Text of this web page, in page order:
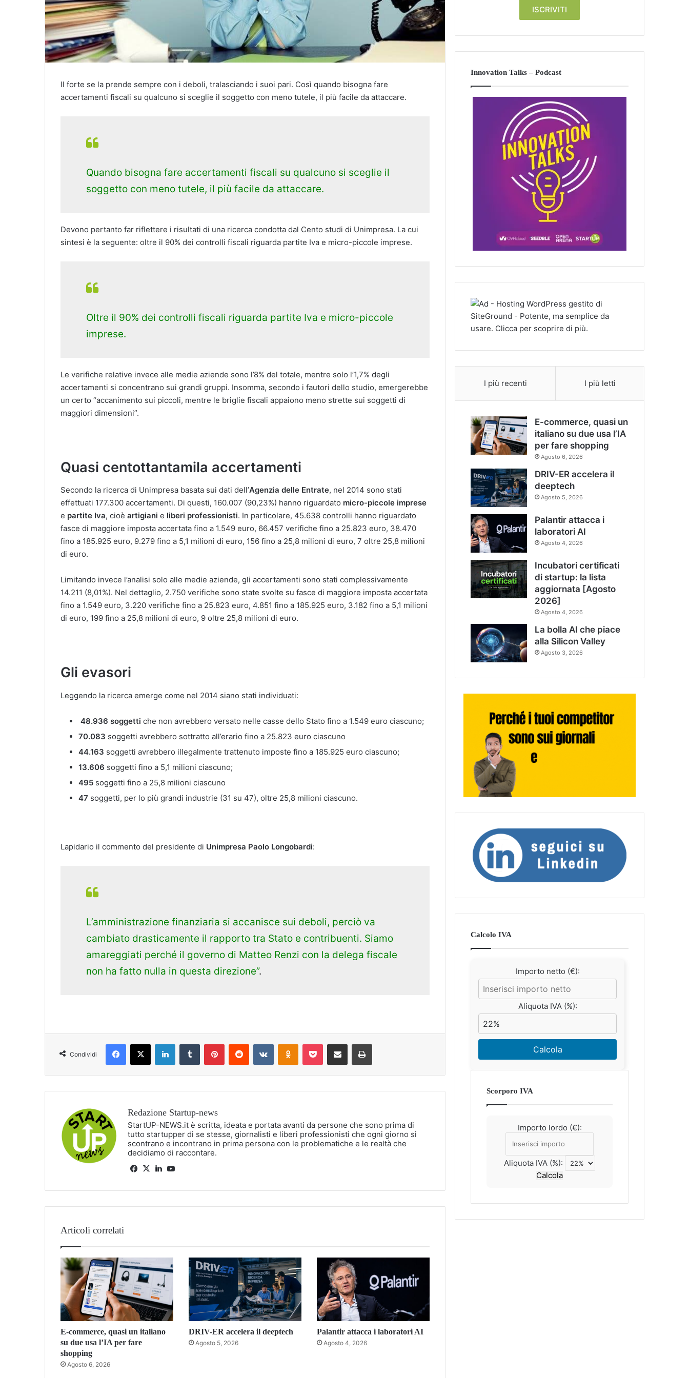
Il forte se la prende sempre con i deboli, tralasciando i suoi pari. Così quando bisogna fare
accertamenti fiscali su qualcuno si sceglie il soggetto con meno tutele, il più facile da attaccare.
Quando bisogna fare accertamenti fiscali su qualcuno si sceglie il
soggetto con meno tutele, il più facile da attaccare.
Devono pertanto far riflettere i risultati di una ricerca condotta dal Cento studi di Unimpresa. La cui
sintesi è la seguente: oltre il 90% dei controlli fiscali riguarda partite Iva e micro-piccole imprese.
Oltre il 90% dei controlli fiscali riguarda partite Iva e micro-piccole
imprese.
Le verifiche relative invece alle medie aziende sono l’8% del totale, mentre solo l’1,7% degli
accertamenti si concentrano sui grandi gruppi. Insomma, secondo i fautori dello studio, emergerebbe
un certo “accanimento sui piccoli, mentre le briglie fiscali appaiono meno strette sui soggetti di
maggiori dimensioni”.
Quasi centottantamila accertamenti
Secondo la ricerca di Unimpresa basata sui dati dell’Agenzia delle Entrate, nel 2014 sono stati
effettuati 177.300 accertamenti. Di questi, 160.007 (90,23%) hanno riguardato micro-piccole imprese
e partite Iva, cioè artigiani e liberi professionisti. In particolare, 45.638 controlli hanno riguardato
fasce di maggiore imposta accertata fino a 1.549 euro, 66.457 verifiche fino a 25.823 euro, 38.470
fino a 185.925 euro, 9.279 fino a 5,1 milioni di euro, 156 fino a 25,8 milioni di euro, 7 oltre 25,8 milioni
di euro.
Limitando invece l’analisi solo alle medie aziende, gli accertamenti sono stati complessivamente
14.211 (8,01%). Nel dettaglio, 2.750 verifiche sono state svolte su fasce di maggiore imposta accertata
fino a 1.549 euro, 3.220 verifiche fino a 25.823 euro, 4.851 fino a 185.925 euro, 3.182 fino a 5,1 milioni
di euro, 199 fino a 25,8 milioni di euro, 9 oltre 25,8 milioni di euro.
Gli evasori
Leggendo la ricerca emerge come nel 2014 siano stati individuati:
48.936 soggetti che non avrebbero versato nelle casse dello Stato fino a 1.549 euro ciascuno;
70.083 soggetti avrebbero sottratto all’erario fino a 25.823 euro ciascuno
44.163 soggetti avrebbero illegalmente trattenuto imposte fino a 185.925 euro ciascuno;
13.606 soggetti fino a 5,1 milioni ciascuno;
495 soggetti fino a 25,8 milioni ciascuno
47 soggetti, per lo più grandi industrie (31 su 47), oltre 25,8 milioni ciascuno.
Lapidario il commento del presidente di Unimpresa Paolo Longobardi:
L’amministrazione finanziaria si accanisce sui deboli, perciò va
cambiato drasticamente il rapporto tra Stato e contribuenti. Siamo
amareggiati perché il governo di Matteo Renzi con la delega fiscale
non ha fatto nulla in questa direzione”.
Condividi
Facebook
X LinkedInTumblrPinterestRedditVKontakteOdnoklassniki
PocketCondividi via Email Stampa
Redazione Startup-news
StartUP-NEWS.it è scritta, ideata e portata avanti da persone che sono prima di
tutto startupper di se stesse, giornalisti e liberi professionisti che ogni giorno si
scontrano e incontrano in prima persona con le problematiche e le realtà che
decidiamo di raccontare.
Facebook
X LinkedIn
Articoli correlati
E-commerce, quasi un italiano
su due usa l’IA per fare
shopping
Agosto 6, 2026
DRIV-ER accelera il deeptech
Agosto 5, 2026
Palantir attacca i laboratori AI
Agosto 4, 2026
Innovation Talks – Podcast
I più recenti I più letti
E-commerce, quasi un
italiano su due usa l’IA
per fare shopping
Agosto 6, 2026
DRIV-ER accelera il
deeptech
Agosto 5, 2026
Palantir attacca i
laboratori AI
Agosto 4, 2026
Incubatori certificati
di startup: la lista
aggiornata [Agosto
2026]
Agosto 4, 2026
La bolla AI che piace
alla Silicon Valley
Agosto 3, 2026
Calcolo IVA
Importo netto (€):
Aliquota IVA (%):
Calcola
Scorporo IVA
Importo lordo (€):
Aliquota IVA (%):
Calcola